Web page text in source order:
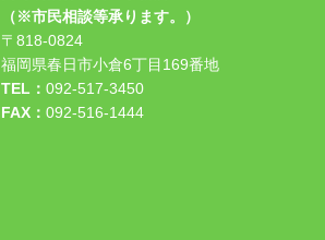
（※市民相談等承ります。）
〒818-0824
福岡県春日市小倉6丁目169番地
TEL： 092-517-3450
FAX： 092-516-1444